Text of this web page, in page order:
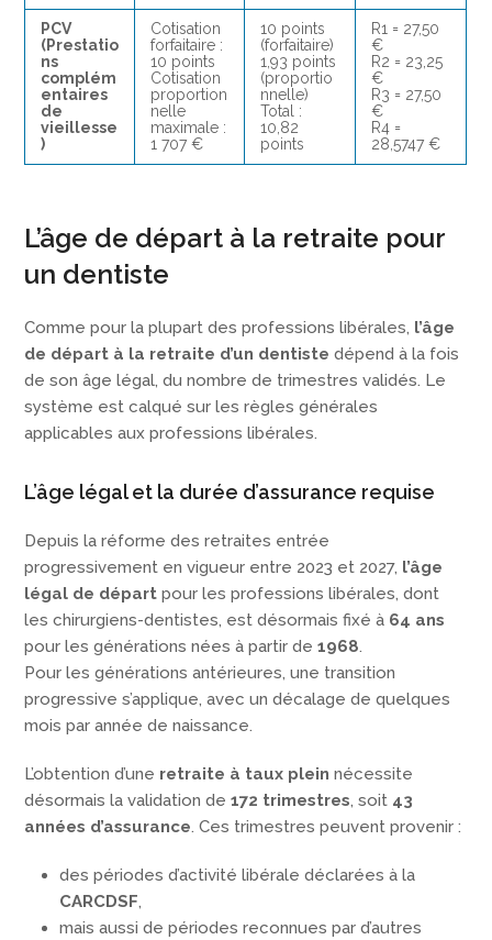
PCV
(Prestatio
ns
complém
entaires
de
vieillesse
)
Cotisation
forfaitaire :
10 points
Cotisation
proportion
nelle
maximale :
1 707 €
10 points
(forfaitaire)
1,93 points
(proportio
nnelle)
Total :
10,82
points
R1 = 27,50
€
R2 = 23,25
€
R3 = 27,50
€
R4 =
28,5747 €
L’âge de départ à la retraite pour
un dentiste
Comme pour la plupart des professions libérales, l’âge
de départ à la retraite d’un dentiste dépend à la fois
de son âge légal, du nombre de trimestres validés. Le
système est calqué sur les règles générales
applicables aux professions libérales.
L’âge légal et la durée d’assurance requise
Depuis la réforme des retraites entrée
progressivement en vigueur entre 2023 et 2027, l’âge
légal de départ pour les professions libérales, dont
les chirurgiens-dentistes, est désormais fixé à 64 ans
pour les générations nées à partir de1968.
Pour les générations antérieures, une transition
progressive s’applique, avec un décalage de quelques
mois par année de naissance.
L’obtention d’une retraite à taux plein nécessite
désormais la validation de172 trimestres, soit 43
années d’assurance. Ces trimestres peuvent provenir :
des périodes d’activité libérale déclarées à la
CARCDSF,
mais aussi de périodes reconnues par d’autres